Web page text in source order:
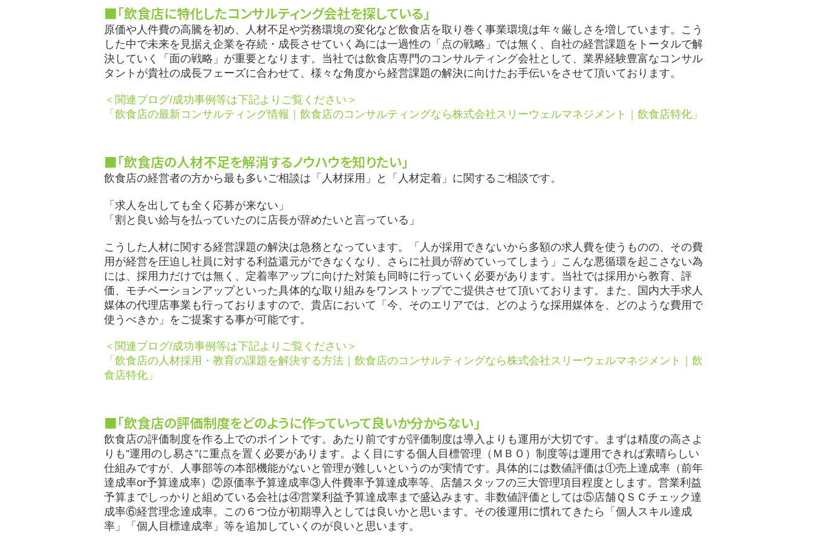
■「飲食店に特化したコンサルティング会社を探している」
原価や人件費の高騰を初め、人材不足や労務環境の変化など飲食店を取り巻く事業環境は年々厳しさを増しています。こう
した中で未来を見据え企業を存続・成長させていく為には一過性の「点の戦略」では無く、自社の経営課題をトータルで解
決していく「面の戦略」が重要となります。当社では飲食店専門のコンサルティング会社として、業界経験豊富なコンサル
タントが貴社の成長フェーズに合わせて、様々な角度から経営課題の解決に向けたお手伝いをさせて頂いております。
＜関連ブログ/成功事例等は下記よりご覧ください＞
「飲食店の最新コンサルティング情報｜飲食店のコンサルティングなら株式会社スリーウェルマネジメント｜飲食店特化」
■「飲食店の人材不足を解消するノウハウを知りたい」
飲食店の経営者の方から最も多いご相談は「人材採用」と「人材定着」に関するご相談です。
「求人を出しても全く応募が来ない」
「割と良い給与を払っていたのに店長が辞めたいと言っている」
こうした人材に関する経営課題の解決は急務となっています。「人が採用できないから多額の求人費を使うものの、その費
用が経営を圧迫し社員に対する利益還元ができなくなり、さらに社員が辞めていってしまう」こんな悪循環を起こさない為
には、採用力だけでは無く、定着率アップに向けた対策も同時に行っていく必要があります。当社では採用から教育、評
価、モチベーションアップといった具体的な取り組みをワンストップでご提供させて頂いております。また、国内大手求人
媒体の代理店事業も行っておりますので、貴店において「今、そのエリアでは、どのような採用媒体を、どのような費用で
使うべきか」をご提案する事が可能です。
＜関連ブログ/成功事例等は下記よりご覧ください＞
「飲食店の人材採用・教育の課題を解決する方法｜飲食店のコンサルティングなら株式会社スリーウェルマネジメント｜飲
食店特化」
■「飲食店の評価制度をどのように作っていって良いか分からない」
飲食店の評価制度を作る上でのポイントです。あたり前ですが評価制度は導入よりも運用が大切です。まずは精度の高さよ
りも”運用のし易さ”に重点を置く必要があります。よく目にする個人目標管理（ＭＢＯ）制度等は運用できれば素晴らしい
仕組みですが、人事部等の本部機能がないと管理が難しいというのが実情です。具体的には数値評価は①売上達成率（前年
達成率or予算達成率）②原価率予算達成率③人件費率予算達成率等、店舗スタッフの三大管理項目程度とします。営業利益
予算までしっかりと組めている会社は④営業利益予算達成率まで盛込みます。非数値評価としては⑤店舗ＱＳＣチェック達
成率⑥経営理念達成率。この６つ位が初期導入としては良いかと思います。その後運用に慣れてきたら「個人スキル達成
率」「個人目標達成率」等を追加していくのが良いと思います。